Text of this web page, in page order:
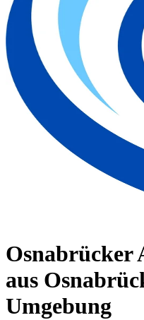
Osnabrücker
aus
Umgebung